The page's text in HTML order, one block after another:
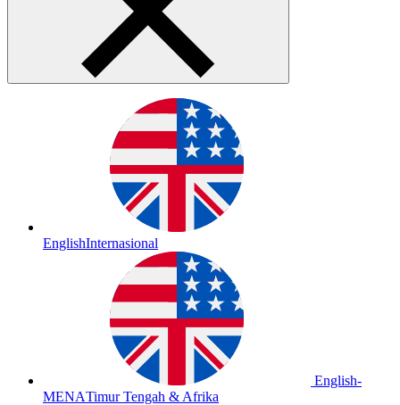
EnglishInternasional
English-
MENATimur Tengah & Afrika